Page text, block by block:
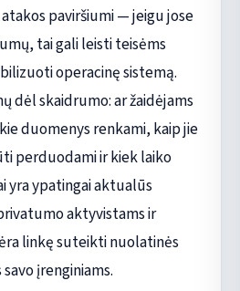
paviršiumi — jeigu jose
tai gali leisti teisėms
operacinę sistemą.
dėl skaidrumo: ar žaidėjams
duomenys renkami, kaip jie
perduodami ir kiek laiko
yra ypatingai aktualūs
aktyvistams ir
linkę suteikti nuolatinės
įrenginiams.